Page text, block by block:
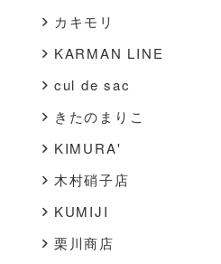
カキモリ
KARMAN LINE
cul de sac
きたのまりこ
KIMURA'
木村硝子店
KUMIJI
栗川商店